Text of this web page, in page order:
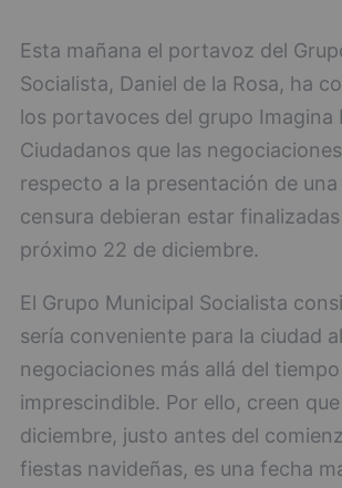
Esta mañana el portavoz del
Socialista, Daniel de la Rosa, ha
los portavoces del grupo Imagina
Ciudadanos que las
respecto a la presentación de
censura debieran estar
próximo 22 de diciembre.
El Grupo Municipal Socialista
sería conveniente para la ciudad
negociaciones más allá del tiempo
imprescindible. Por ello, creen
diciembre, justo antes del
fiestas navideñas, es una fecha